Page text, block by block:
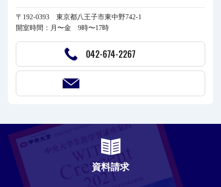
〒192-0393 東京都八王子市東中野742-1
開室時間：月〜金 9時〜17時
042-674-2267
資料請求